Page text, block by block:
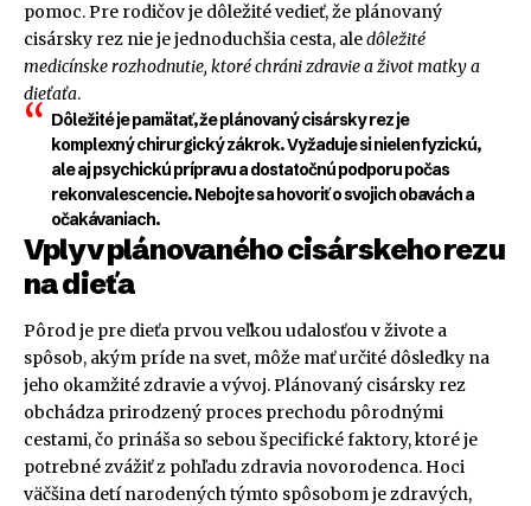
pomoc. Pre rodičov je dôležité vedieť, že plánovaný
cisársky rez nie je jednoduchšia cesta, aledôležité
medicínske rozhodnutie, ktoré chráni zdravie a život matky a
dieťaťa.
Dôležité je pamätať, že plánovaný cisársky rez je
komplexný chirurgický zákrok. Vyžaduje si nielen fyzickú,
ale aj psychickú prípravu a dostatočnú podporu počas
rekonvalescencie. Nebojte sa hovoriť o svojich obavách a
očakávaniach.
Vplyv plánovaného cisárskeho rezu
na dieťa
Pôrod je pre dieťa prvou veľkou udalosťou v živote a
spôsob, akým príde na svet, môže mať určité dôsledky na
jeho okamžité zdravie a vývoj. Plánovaný cisársky rez
obchádza prirodzený proces prechodu pôrodnými
cestami, čo prináša so sebou špecifické faktory, ktoré je
potrebné zvážiť z pohľadu zdravia novorodenca. Hoci
väčšina detí narodených týmto spôsobom je zdravých,